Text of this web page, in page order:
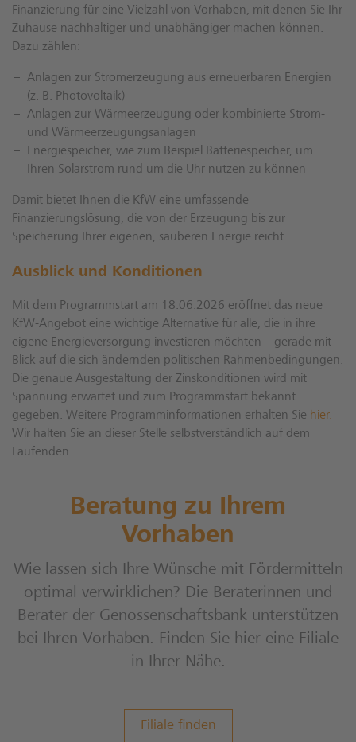
Finanzierung für eine Vielzahl von Vorhaben, mit denen Sie Ihr
Zuhause nachhaltiger und unabhängiger machen können.
Dazu zählen:
Anlagen zur Stromerzeugung aus erneuerbaren Energien
(z. B. Photovoltaik)
Anlagen zur Wärmeerzeugung oder kombinierte Strom-
und Wärmeerzeugungsanlagen
Energiespeicher, wie zum Beispiel Batteriespeicher, um
Ihren Solarstrom rund um die Uhr nutzen zu können
Damit bietet Ihnen die KfW eine umfassende
Finanzierungslösung, die von der Erzeugung bis zur
Speicherung Ihrer eigenen, sauberen Energie reicht.
Ausblick und Konditionen
Mit dem Programmstart am 18.06.2026 eröffnet das neue
KfW-Angebot eine wichtige Alternative für alle, die in ihre
eigene Energieversorgung investieren möchten – gerade mit
Blick auf die sich ändernden politischen Rahmenbedingungen.
Die genaue Ausgestaltung der Zinskonditionen wird mit
Spannung erwartet und zum Programmstart bekannt
gegeben. Weitere Programminformationen erhalten Sie hier.
Wir halten Sie an dieser Stelle selbstverständlich auf dem
Laufenden.
Beratung zu Ihrem
Vorhaben
Wie lassen sich Ihre Wünsche mit Fördermitteln
optimal verwirklichen? Die Beraterinnen und
Berater der Genossenschaftsbank unterstützen
bei Ihren Vorhaben. Finden Sie hier eine Filiale
in Ihrer Nähe.
Filiale finden